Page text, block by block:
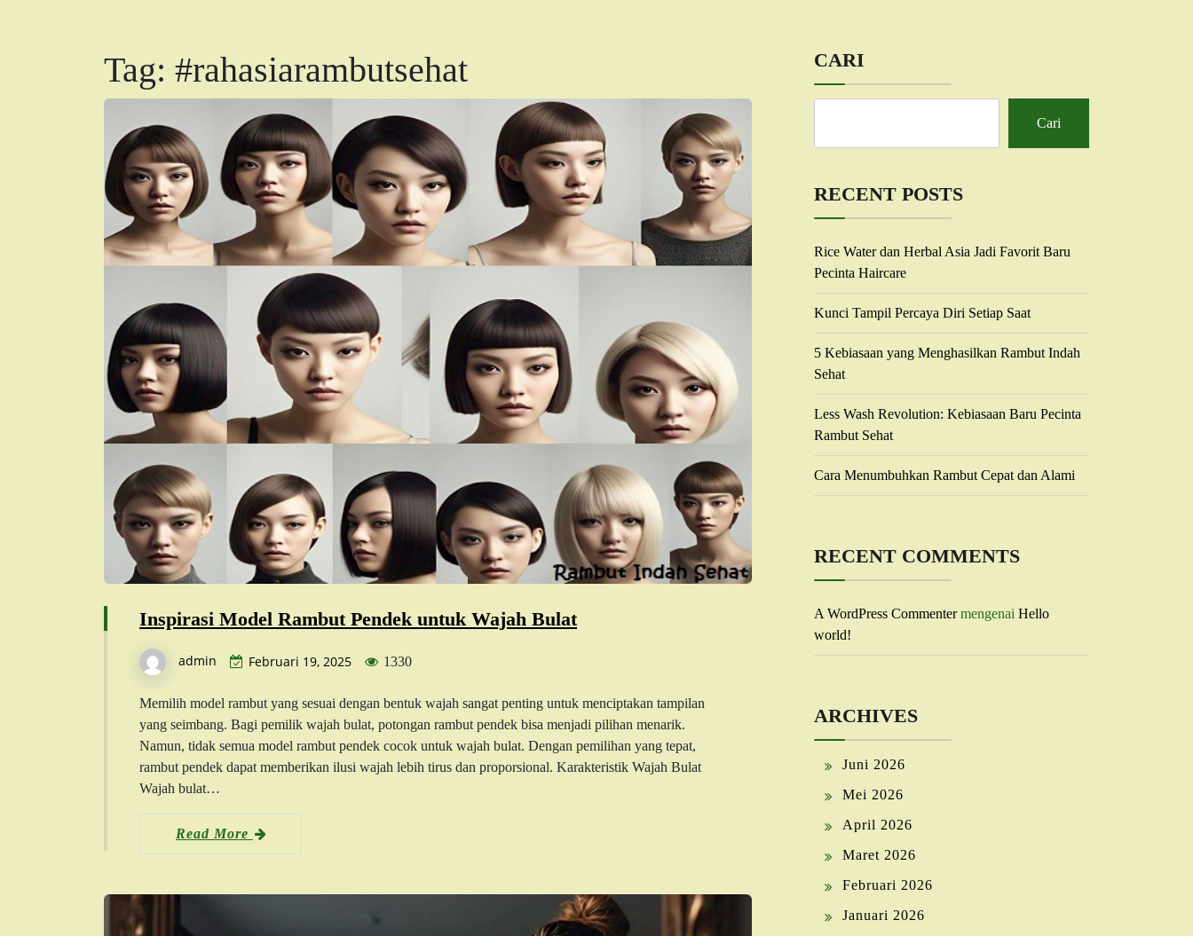
Tag: #rahasiarambutsehat
Inspirasi Model Rambut Pendek untuk Wajah Bulat
admin Februari 19, 2025 1330
Memilih model rambut yang sesuai dengan bentuk wajah sangat penting untuk menciptakan tampilan
yang seimbang. Bagi pemilik wajah bulat, potongan rambut pendek bisa menjadi pilihan menarik.
Namun, tidak semua model rambut pendek cocok untuk wajah bulat. Dengan pemilihan yang tepat,
rambut pendek dapat memberikan ilusi wajah lebih tirus dan proporsional. Karakteristik Wajah Bulat
Wajah bulat…
Read More
CARI
Cari
RECENT POSTS
Rice Water dan Herbal Asia Jadi Favorit Baru
Pecinta Haircare
Kunci Tampil Percaya Diri Setiap Saat
5 Kebiasaan yang Menghasilkan Rambut Indah
Sehat
Less Wash Revolution: Kebiasaan Baru Pecinta
Rambut Sehat
Cara Menumbuhkan Rambut Cepat dan Alami
RECENT COMMENTS
A WordPress Commentermengenai Hello
world!
ARCHIVES
Juni 2026
Mei 2026
April 2026
Maret 2026
Februari 2026
Januari 2026